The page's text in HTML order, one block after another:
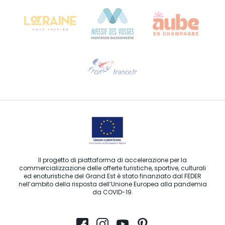
Contattaci per e-mail
Il progetto di piattaforma di accelerazione per la
commercializzazione delle offerte turistiche, sportive, culturali
ed enoturistiche del Grand Est è stato finanziato dal FEDER
nell’ambito della risposta dell’Unione Europea alla pandemia
da COVID-19.